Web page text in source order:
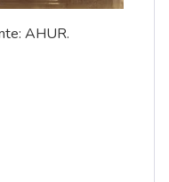
AHUR.